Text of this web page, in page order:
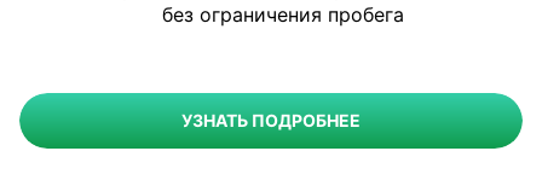
без ограничения пробега
УЗНАТЬ ПОДРОБНЕЕ